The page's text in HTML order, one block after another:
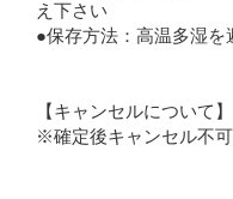
え下さい
●保存方法：高温多湿を
【キャンセルについて】
※確定後キャンセル不可